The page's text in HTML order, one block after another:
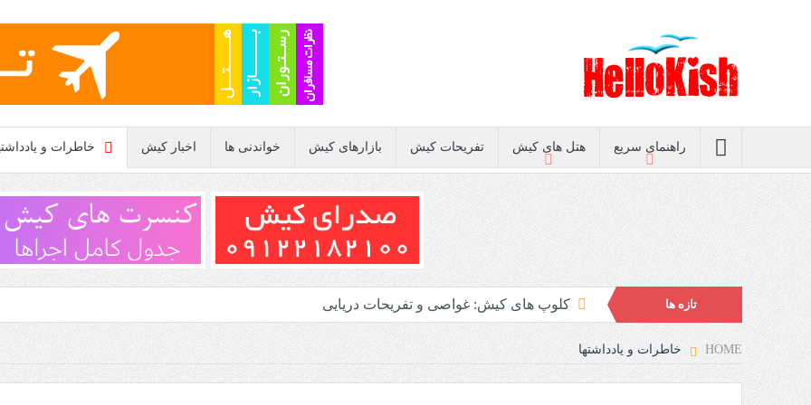
راهنمای سریع هتل های کیش تفریحات کیش بازارهای کیش خواندنی ها اخبار کیش خاطرات و
تازه ها غواصی در کیش
پلاژ بانوان کیش
کنسرت های کیش 1405
HOME خاطرات و یادداشتها